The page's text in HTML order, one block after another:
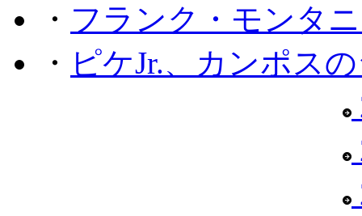
・ フランク・モンタ
・ ピケJr.、カンポス